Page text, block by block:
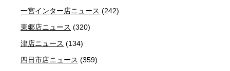
一宮インター店ニュース (242)
東郷店ニュース (320)
津店ニュース (134)
四日市店ニュース (359)